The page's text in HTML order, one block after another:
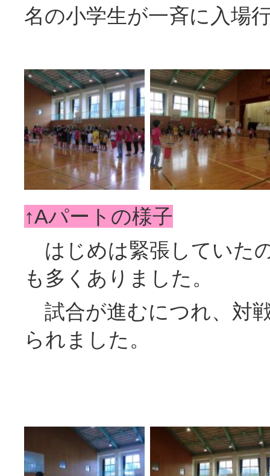
名の小学生が一斉に入場
↑Aパートの様子
はじめは緊張していた
も多くありました。
試合が進むにつれ、対
られました。